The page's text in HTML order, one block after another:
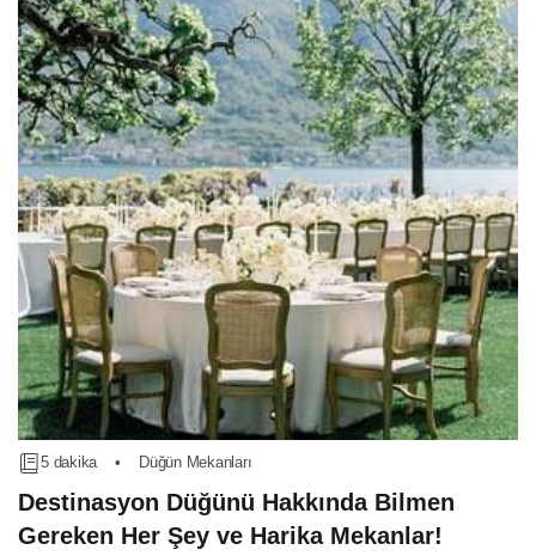
5 dakika • Düğün Mekanları
Destinasyon Düğünü Hakkında Bilmen
Gereken Her Şey ve Harika Mekanlar!